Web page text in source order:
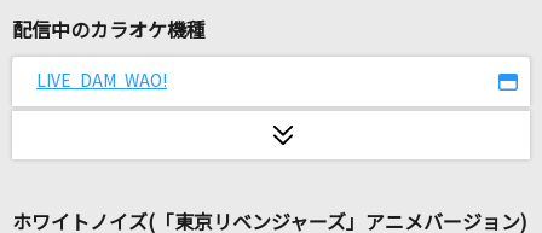
[生音]いい日旅立ち
山口百恵
配信中のカラオケ機種
LIVE DAM WAO!
ホワイトノイズ(「東京リベンジャーズ」アニメバージョン)